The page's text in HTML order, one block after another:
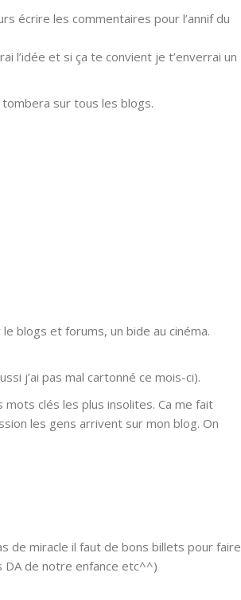
écrire les commentaires pour l’annif du
l’idée et si ça te convient je t’enverrai un
tombera sur tous les blogs.
blogs et forums, un bide au cinéma.
j’ai pas mal cartonné ce mois-ci).
clés les plus insolites. Ca me fait
les gens arrivent sur mon blog. On
de miracle il faut de bons billets pour faire
DA de notre enfance etc^^)